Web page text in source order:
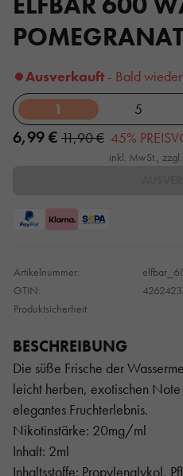
Ausverkauft - Bald
1
5
6,99 € 11,90 € 45%
inkl. MwSt.,
Artikelnummer:
GTIN:
Produktsicherheit:
BESCHREIBUNG
Die süße Frische der
leicht herben, exotischen
elegantes Fruchterlebnis.
Nikotinstärke: 20mg/ml
Inhalt: 2ml
Inhaltsstoffe: Propylenglykol,